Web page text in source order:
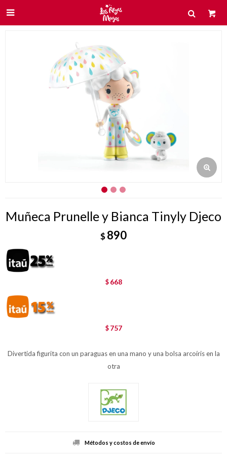

Muñeca Prunelle y Bianca Tinyly Djeco
$890
$ 668
$ 757
Divertida figurita con un paraguas en una mano y una bolsa arcoíris en la
otra
Métodos y costos de envío